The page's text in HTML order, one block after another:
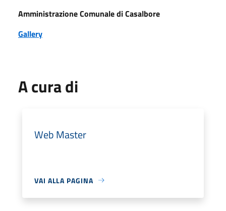
Amministrazione Comunale di Casalbore
Gallery
A cura di
Web Master
VAI ALLA PAGINA